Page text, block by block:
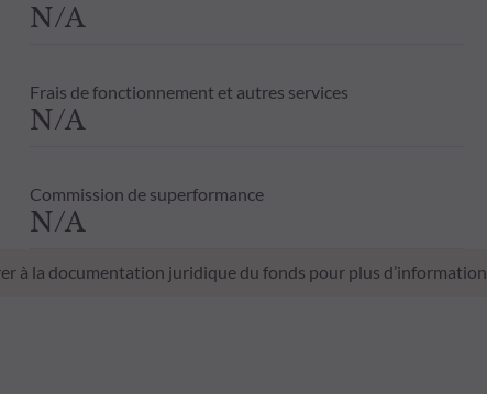
N/A
Frais de fonctionnement et autres services
N/A
Commission de superformance
N/A
à la documentation juridique du fonds pour plus d’information.